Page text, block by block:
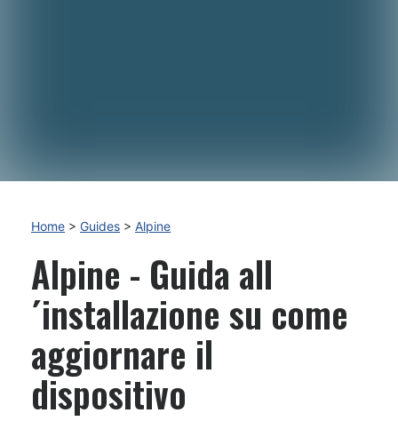
Home > Guides > Alpine
Alpine - Guida all
´installazione su come
aggiornare il
dispositivo